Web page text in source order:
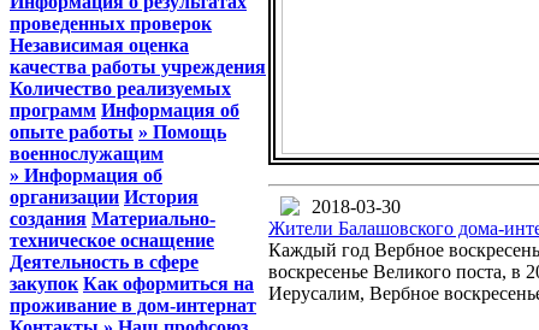
проведенных проверок
Независимая оценка
качества работы учреждения
Количество реализуемых
программ Информация об
опыте работы » Помощь
военнослужащим
» Информация об
организации История
создания Материально-
техническое оснащение
Деятельность в сфере
закупок Как оформиться на
проживание в дом-интернат
2018-03-30
Жители Балашовского дома-
Каждый год Вербное
воскресенье Великого поста, в
Иерусалим, Вербное